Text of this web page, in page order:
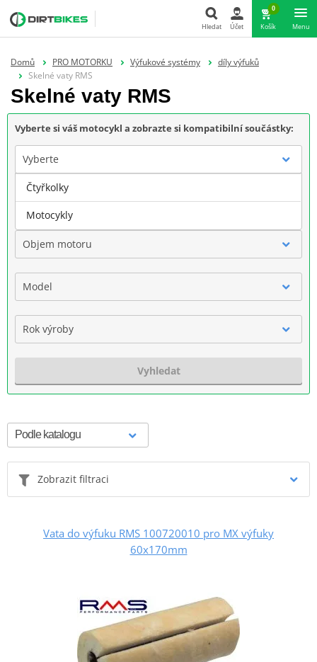
Hledat Účet
0
Košík Menu
Domů PRO MOTORKU Výfukové systémy
díly výfuků
Skelné vaty RMS
Skelné vaty RMS
Vyberte si váš motocykl a zobrazte si kompatibilní součástky:
Vyberte
Značka
Objem motoru
Model
Rok výroby
Vyhledat
Zobrazit filtraci
Vata do výfuku RMS 100720010 pro MX výfuky
60x170mm
Čtyřkolky
Motocykly